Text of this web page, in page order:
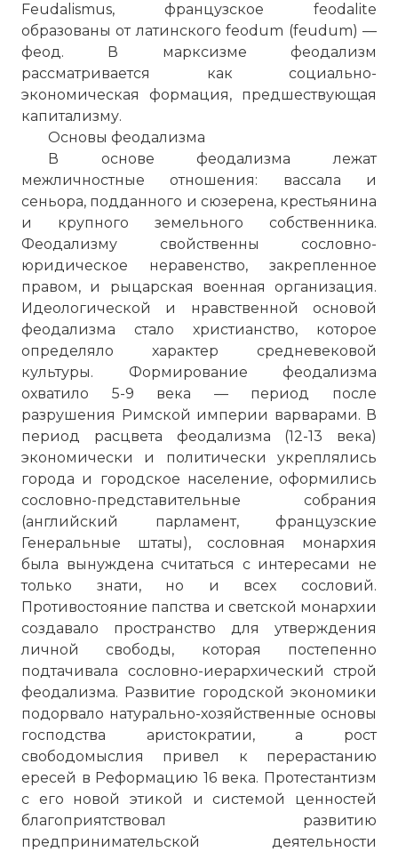
Feudalismus, французское feodalite
образованы от латинского feodum (feudum) —
феод. В марксизме феодализм
рассматривается как социально-
экономическая формация, предшествующая
капитализму.
Основы феодализма
В основе феодализма лежат
межличностные отношения: вассала и
сеньора, подданного и сюзерена, крестьянина
и крупного земельного собственника.
Феодализму свойственны сословно-
юридическое неравенство, закрепленное
правом, и рыцарская военная организация.
Идеологической и нравственной основой
феодализма стало христианство, которое
определяло характер средневековой
культуры. Формирование феодализма
охватило 5-9 века — период после
разрушения Римской империи варварами. В
период расцвета феодализма (12-13 века)
экономически и политически укреплялись
города и городское население, оформились
сословно-представительные собрания
(английский парламент, французские
Генеральные штаты), сословная монархия
была вынуждена считаться с интересами не
только знати, но и всех сословий.
Противостояние папства и светской монархии
создавало пространство для утверждения
личной свободы, которая постепенно
подтачивала сословно-иерархический строй
феодализма. Развитие городской экономики
подорвало натурально-хозяйственные основы
господства аристократии, а рост
свободомыслия привел к перерастанию
ересей в Реформацию 16 века. Протестантизм
с его новой этикой и системой ценностей
благоприятствовал развитию
предпринимательской деятельности